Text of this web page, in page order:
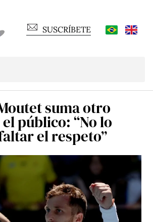
SUSCRÍBETE
suma otro
público: “No lo
el respeto”